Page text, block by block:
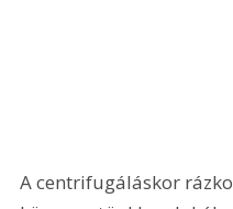
A centrifugáláskor